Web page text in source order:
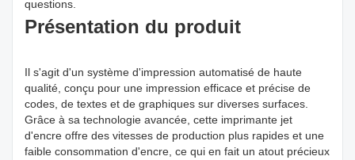
questions.
Présentation du produit
Il s'agit d'un système d'impression automatisé de haute
qualité, conçu pour une impression efficace et précise de
codes, de textes et de graphiques sur diverses surfaces.
Grâce à sa technologie avancée, cette imprimante jet
d'encre offre des vitesses de production plus rapides et une
faible consommation d'encre, ce qui en fait un atout précieux